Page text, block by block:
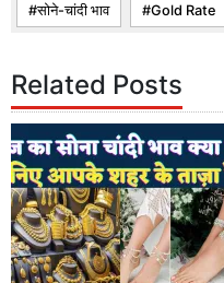
सोने-चांदी भाव Gold Rate
Related Posts